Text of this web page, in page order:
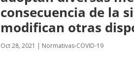
consecuencia de la
modifican otras
Oct 28, 2021 | Normativas-COVID-19